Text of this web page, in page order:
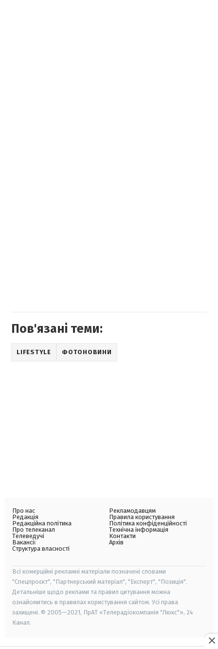
Пов'язані теми:
LIFESTYLE ФОТОНОВИНИ
Про нас
Редакція
Редакційна політика
Про телеканал
Телеведучі
Вакансії
Структура власності
Рекламодавцям
Правила користування
Політика конфіденційності
Технічна інформація
Контакти
Архів
Всі комерційні рекламні матеріали позначені словами
"Спецпроєкт", "Партнерський матеріал", "Експерт", "Позиція".
Детальніше щодо реклами та правил цитування можна
ознайомитись в правилах користування сайтом. Усі права
захищені. © 2005—2021, ПрАТ «Телерадіокомпанія "Люкс"», 24
Канал.